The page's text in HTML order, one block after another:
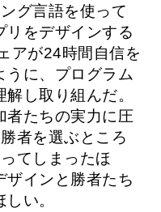
グ言語を使って
リをデザインする
アが24時間自信を
うに、プログラム
し取り組んだ。
者たちの実力に圧
者を選ぶところ
てしまったほ
ザインと勝者たち
い。